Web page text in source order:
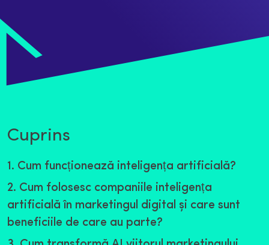
Cuprins
1. Cum funcționează inteligența artificială?
2. Cum folosesc companiile inteligența
artificială în marketingul digital și care sunt
beneficiile de care au parte?